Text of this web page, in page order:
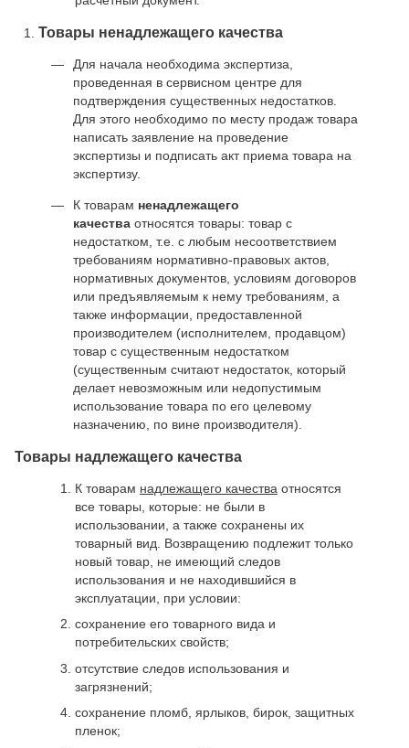
Товары ненадлежащего качества
Для начала необходима экспертиза,
проведенная в сервисном центре для
подтверждения существенных недостатков.
Для этого необходимо по месту продаж товара
написать заявление на проведение
экспертизы и подписать акт приема товара на
экспертизу.
К товарам ненадлежащего
качества относятся товары: товар с
недостатком, т.е. с любым несоответствием
требованиям нормативно-правовых актов,
нормативных документов, условиям договоров
или предъявляемым к нему требованиям, а
также информации, предоставленной
производителем (исполнителем, продавцом)
товар с существенным недостатком
(существенным считают недостаток, который
делает невозможным или недопустимым
использование товара по его целевому
назначению, по вине производителя).
Товары надлежащего качества
К товарам надлежащего качества относятся
все товары, которые: не были в
использовании, а также сохранены их
товарный вид. Возвращению подлежит только
новый товар, не имеющий следов
использования и не находившийся в
эксплуатации, при условии:
сохранение его товарного вида и
потребительских свойств;
отсутствие следов использования и
загрязнений;
сохранение пломб, ярлыков, бирок, защитных
пленок;